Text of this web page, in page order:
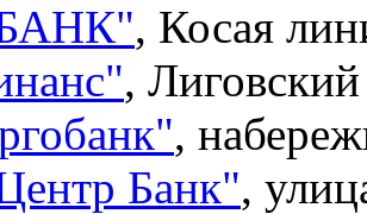
", Косая
",
",
Банк",